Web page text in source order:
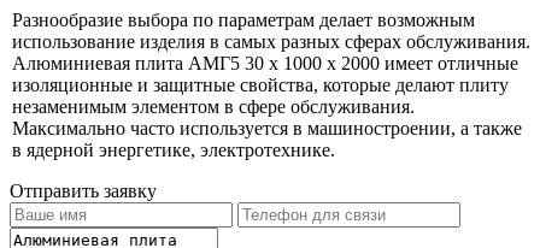
Разнообразие выбора по параметрам делает возможным
использование изделия в самых разных сферах обслуживания.
Алюминиевая плита АМГ5 30 х 1000 х 2000 имеет отличные
изоляционные и защитные свойства, которые делают плиту
незаменимым элементом в сфере обслуживания.
Максимально часто используется в машиностроении, а также
в ядерной энергетике, электротехнике.
Отправить заявку